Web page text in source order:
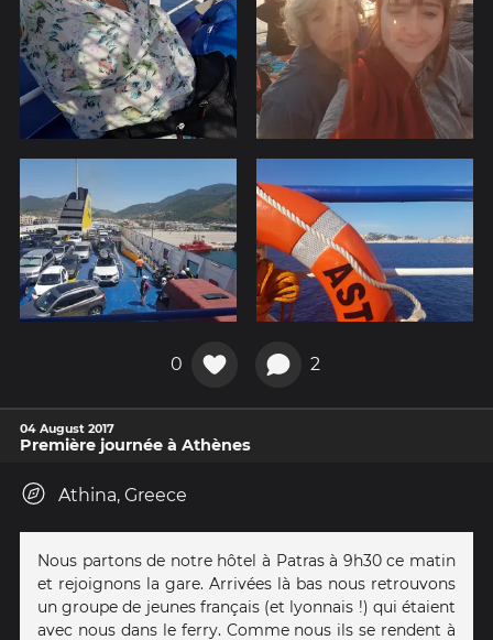
0 2
04 August 2017
Première journée à Athènes
Athina, Greece
Nous partons de notre hôtel à Patras à 9h30 ce matin
et rejoignons la gare. Arrivées là bas nous retrouvons
un groupe de jeunes français (et lyonnais !) qui étaient
avec nous dans le ferry. Comme nous ils se rendent à